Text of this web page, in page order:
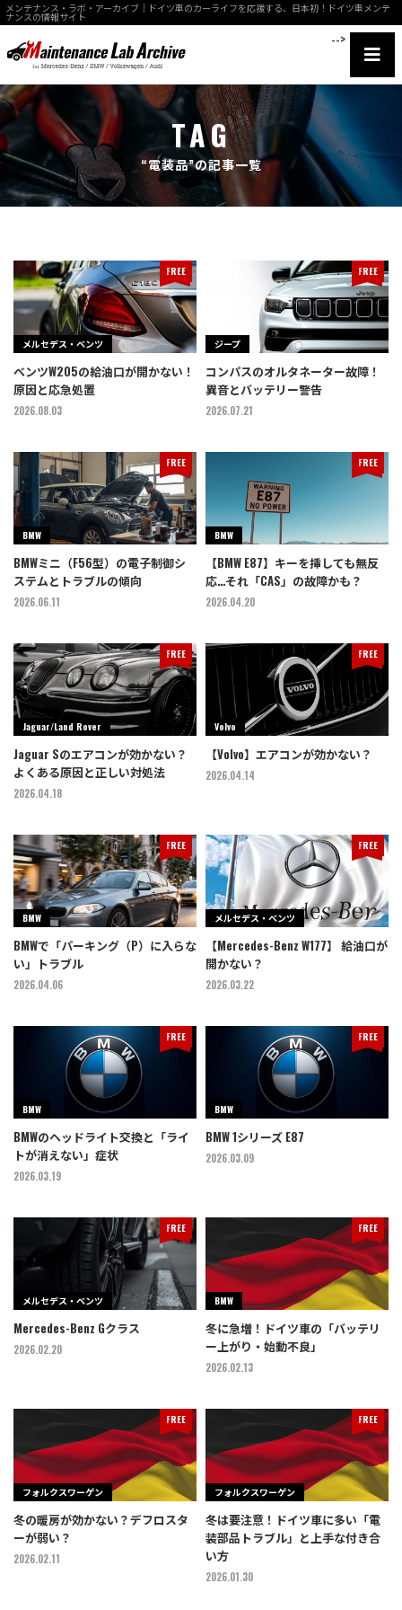
メンテナンス・ラボ・アーカイブ｜ドイツ車のカーライフを応援する、日本初！ドイツ車メンテ
ナンスの情報サイト
-->
TAG
“電装品”の記事一覧
メルセデス・ベンツ
FREE
ベンツW205の給油口が開かない！
原因と応急処置
2026.08.03
ジープ
FREE
コンパスのオルタネーター故障！
異音とバッテリー警告
2026.07.21
BMW
FREE
BMWミニ（F56型）の電子制御シ
ステムとトラブルの傾向
2026.06.11
BMW
FREE
【BMW E87】キーを挿しても無反
応…それ「CAS」の故障かも？
2026.04.20
Jaguar/Land Rover
FREE
Jaguar Sのエアコンが効かない？
よくある原因と正しい対処法
2026.04.18
Volvo
FREE
【Volvo】エアコンが効かない？
2026.04.14
BMW
FREE
BMWで「パーキング（P）に入らな
い」トラブル
2026.04.06
メルセデス・ベンツ
FREE
【Mercedes-Benz W177】 給油口が
開かない？
2026.03.22
BMW
FREE
BMWのヘッドライト交換と「ライ
トが消えない」症状
2026.03.19
BMW
FREE
BMW 1シリーズ E87
2026.03.09
メルセデス・ベンツ
FREE
Mercedes-Benz Gクラス
2026.02.20
BMW
FREE
冬に急増！ドイツ車の「バッテリ
ー上がり・始動不良」
2026.02.13
フォルクスワーゲン
FREE
冬の暖房が効かない？デフロスタ
ーが弱い？
2026.02.11
フォルクスワーゲン
FREE
冬は要注意！ドイツ車に多い「電
装部品トラブル」と上手な付き合
い方
2026.01.30